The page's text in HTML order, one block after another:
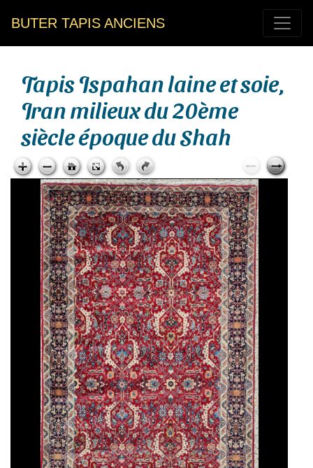
BUTER TAPIS ANCIENS
Tapis Ispahan laine et soie,
Iran milieux du 20ème
siècle époque du Shah